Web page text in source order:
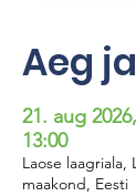
Aeg
21. aug
13:00
Laose laagriala,
maakond, Eesti